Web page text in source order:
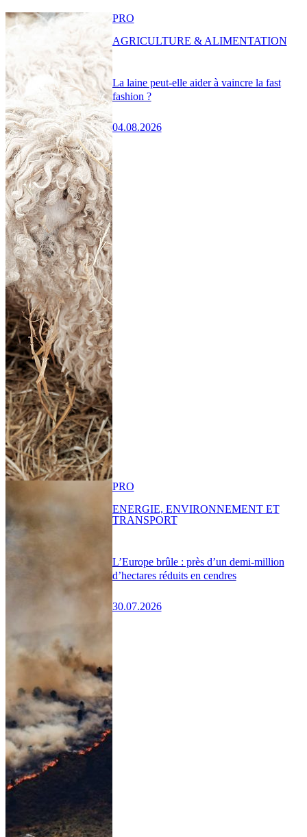
La laine peut-elle aider à vaincre la fast
fashion ?
04.08.2026
PRO
AGRICULTURE & ALIMENTATION
L’Europe brûle : près d’un demi-million
d’hectares réduits en cendres
30.07.2026
PRO
ENERGIE, ENVIRONNEMENT ET
TRANSPORT